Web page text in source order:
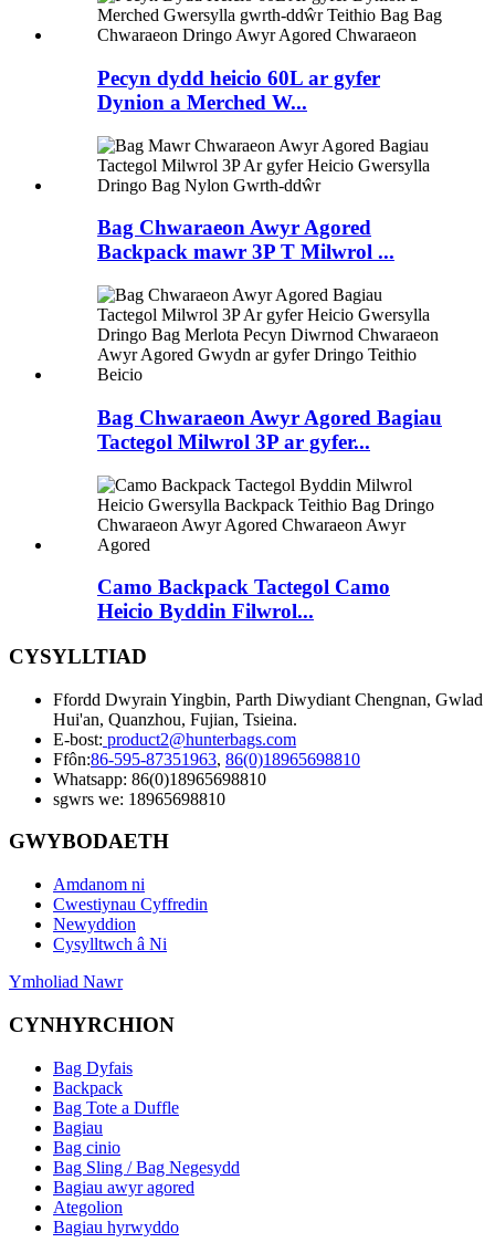
Pecyn dydd heicio 60L ar gyfer
Dynion a Merched W...
Bag Chwaraeon Awyr Agored
Backpack mawr 3P T Milwrol ...
Bag Chwaraeon Awyr Agored Bagiau
Tactegol Milwrol 3P ar gyfer...
Camo Backpack Tactegol Camo
Heicio Byddin Filwrol...
CYSYLLTIAD
Ffordd Dwyrain Yingbin, Parth Diwydiant Chengnan, Gwlad
Hui'an, Quanzhou, Fujian, Tsieina.
E-bost: product2@hunterbags.com
Ffôn:86-595-87351963, 86(0)18965698810
Whatsapp: 86(0)18965698810
sgwrs we: 18965698810
GWYBODAETH
Amdanom ni
Cwestiynau Cyffredin
Newyddion
Cysylltwch â Ni
Ymholiad Nawr
CYNHYRCHION
Bag Dyfais
Backpack
Bag Tote a Duffle
Bagiau
Bag cinio
Bag Sling / Bag Negesydd
Bagiau awyr agored
Ategolion
Bagiau hyrwyddo